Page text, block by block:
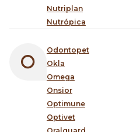
Nutriplan
Nutrópica
Odontopet
Okla
Omega
Onsior
Optimune
Optivet